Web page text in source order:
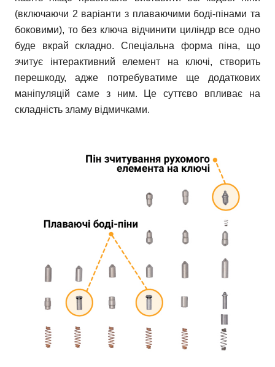
(включаючи 2 варіанти з плаваючими боді-пінами та
боковими), то без ключа відчинити циліндр все одно
буде вкрай складно. Спеціальна форма піна, що
зчитує інтерактивний елемент на ключі, створить
перешкоду, адже потребуватиме ще додаткових
маніпуляцій саме з ним. Це суттєво впливає на
складність зламу відмичками.